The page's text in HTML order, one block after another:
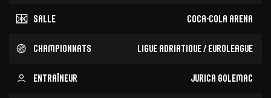
Salle Coca-Cola Arena
Championnats Ligue adriatique / EuroLeague
Entraîneur Jurica Golemac